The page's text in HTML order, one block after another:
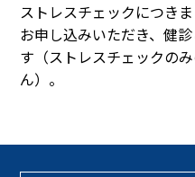
ストレスチェックにつき
お申し込みいただき、健
す（ストレスチェックの
ん）。